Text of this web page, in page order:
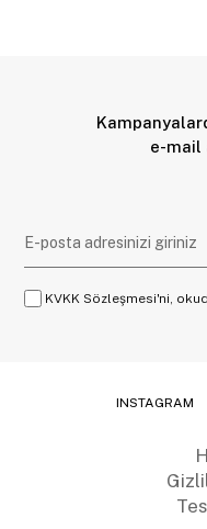
e-mail
KVKK Sözleşmesi'ni,
INSTAGRAM